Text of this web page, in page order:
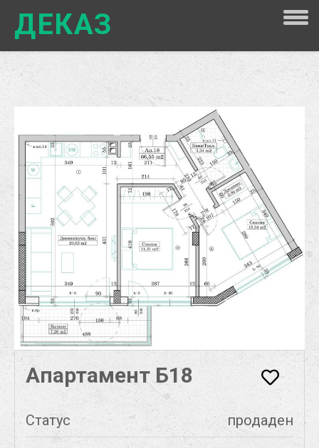
ДЕКАЗ
Апартамент Б18
Статус продаден